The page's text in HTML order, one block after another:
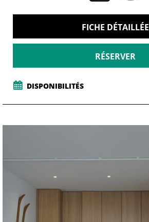
FICHE DÉTAILLÉE
RÉSERVER
DISPONIBILITÉS